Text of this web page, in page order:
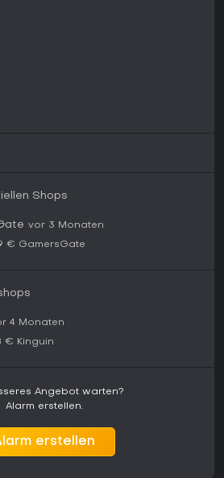
Shops
vor 3 Monaten
€ GamersGate
4 Monaten
€ Kinguin
Angebot warten?
Alarm erstellen.
erstellen